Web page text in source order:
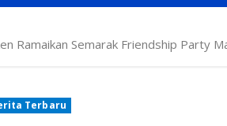
Ramaikan Semarak Friendship Party
Terbaru